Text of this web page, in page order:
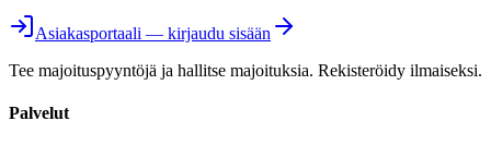
Asiakasportaali — kirjaudu sisään
Tee majoituspyyntöjä ja hallitse majoituksia. Rekisteröidy ilmaiseksi.
Palvelut